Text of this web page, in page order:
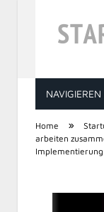
NAVIGIEREN
Home »
arbeiten
Implementierung